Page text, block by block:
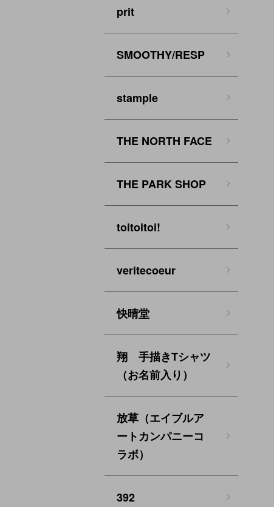
prit
SMOOTHY/RESP
stample
THE NORTH FACE
THE PARK SHOP
toitoitoi!
veritecoeur
快晴堂
翔 手描きTシャツ
（お名前入り）
放草（エイブルア
ートカンパニーコ
ラボ）
392